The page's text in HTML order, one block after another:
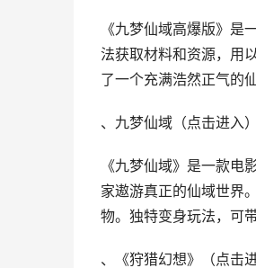
《九梦仙域高爆版》
法获取材料和资源，用
了一个充满浩然正气的
、九梦仙域 （点击进 入）
《九梦仙域》是一款电
家遨游真正的仙域世界
物。独特变身玩法，可
、《狩猎幻想》 （点击